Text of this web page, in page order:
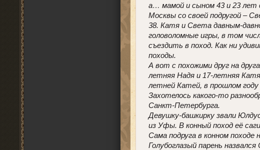
а… мамой и сыном 43 и 23 лет
Москвы со своей подругой –
38. Катя и Света давным-
головоломные игры, в том
съездить в поход. Как ни
походы.
А вот с похожими друг на
летняя Надя и 17-летняя
летней Катей, в прошлом году
Захотелось какого-то
Санкт-Петербурга.
Девушку-башкирку звали
из Уфы. В конный поход её
Сама подруга в конном походе
Голубоглазый парень